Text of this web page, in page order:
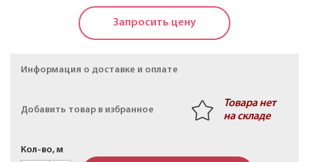
электропередачи
Кабель АПвБШв 3х50мк+1х25мк(N)-1 ТУ 16-705.499-
Запросить цену
Информация о доставке и оплате
Добавить товар в избранное
Товара нет
на складе
Кол-во, м